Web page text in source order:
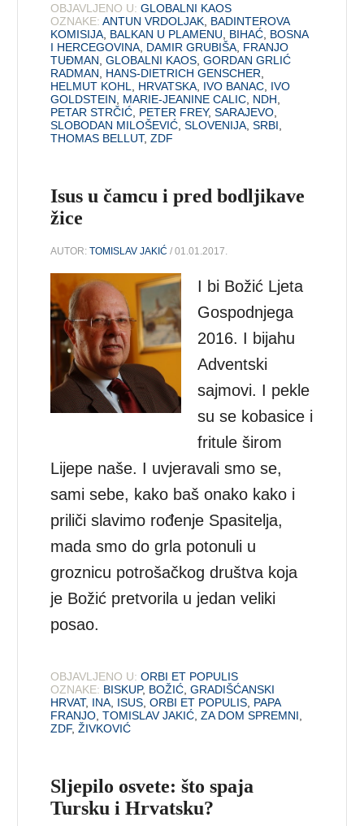
OBJAVLJENO U: GLOBALNI KAOS
OZNAKE: ANTUN VRDOLJAK BADINTEROVA
KOMISIJA BALKAN U PLAMENU BIHAĆ BOSNA
I HERCEGOVINA DAMIR GRUBIŠA FRANJO
TUĐMAN ,GLOBALNI KAOS ,GORDAN GRLIĆ
RADMAN
HANS-DIETRICH GENSCHER
HELMUT KOHL
HRVATSKA IVO BANAC IVO
GOLDSTEIN
MARIE-JEANINE CALIC NDH
PETAR STRČIĆ PETER FREY,SARAJEVO
SLOBODAN MILOŠEVIĆ ,SLOVENIJA ,SRBI
THOMAS BELLUT,ZDF
Isus u čamcu i pred bodljikave
žice
AUTOR:TOMISLAV JAKIĆ / 01.01.2017.
I bi Božić Ljeta
Gospodnjega
2016. I bijahu
Adventski
sajmovi. I pekle
su se kobasice i
fritule širom
Lijepe naše. I uvjeravali smo se,
sami sebe, kako baš onako kako i
priliči slavimo rođenje Spasitelja,
mada smo do grla potonuli u
groznicu potrošačkog društva koja
je Božić pretvorila u jedan veliki
posao.
OBJAVLJENO U: ORBI ET POPULIS
OZNAKE: BISKUP, BOŽIĆ ,GRADIŠĆANSKI
HRVAT, INA ISUS ,ORBI ET POPULIS PAPA
FRANJO ,TOMISLAV JAKIĆ ,ZA DOM SPREMNI
ZDF,ŽIVKOVIĆ
Sljepilo osvete: što spaja
Tursku i Hrvatsku?